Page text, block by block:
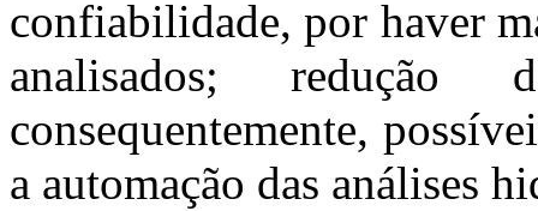
confiabilidade, por haver
analisados; redução
consequentemente,
a automação das análises